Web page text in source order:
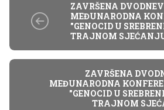
ZAVRŠENA
MEĐUNARODNA
"GENOCID U
TRAJNOM
ZAVRŠENA
MEĐUNARODNA
"GENOCID U
TRAJNOM